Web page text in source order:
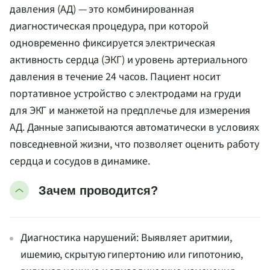
давления (АД) — это комбинированная
диагностическая процедура, при которой
одновременно фиксируется электрическая
активность сердца (ЭКГ) и уровень артериального
давления в течение 24 часов. Пациент носит
портативное устройство с электродами на груди
для ЭКГ и манжетой на предплечье для измерения
АД. Данные записываются автоматически в условиях
повседневной жизни, что позволяет оценить работу
сердца и сосудов в динамике.
Зачем проводится?
Диагностика нарушений: Выявляет аритмии,
ишемию, скрытую гипертонию или гипотонию,